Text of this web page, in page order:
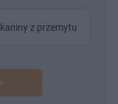
z przemytu